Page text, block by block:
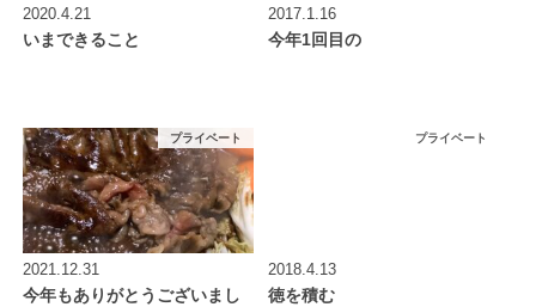
2020.4.21
いまできること
2017.1.16
今年1回目の
プライベート
2021.12.31
今年もありがとうございまし
プライベート
2018.4.13
徳を積む